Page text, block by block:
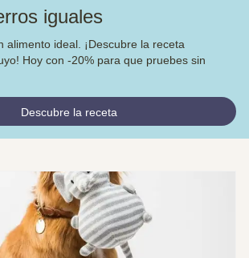
iguales
alimento ideal. ¡Descubre la receta
Hoy con -20% para que pruebes sin
Descubre la receta